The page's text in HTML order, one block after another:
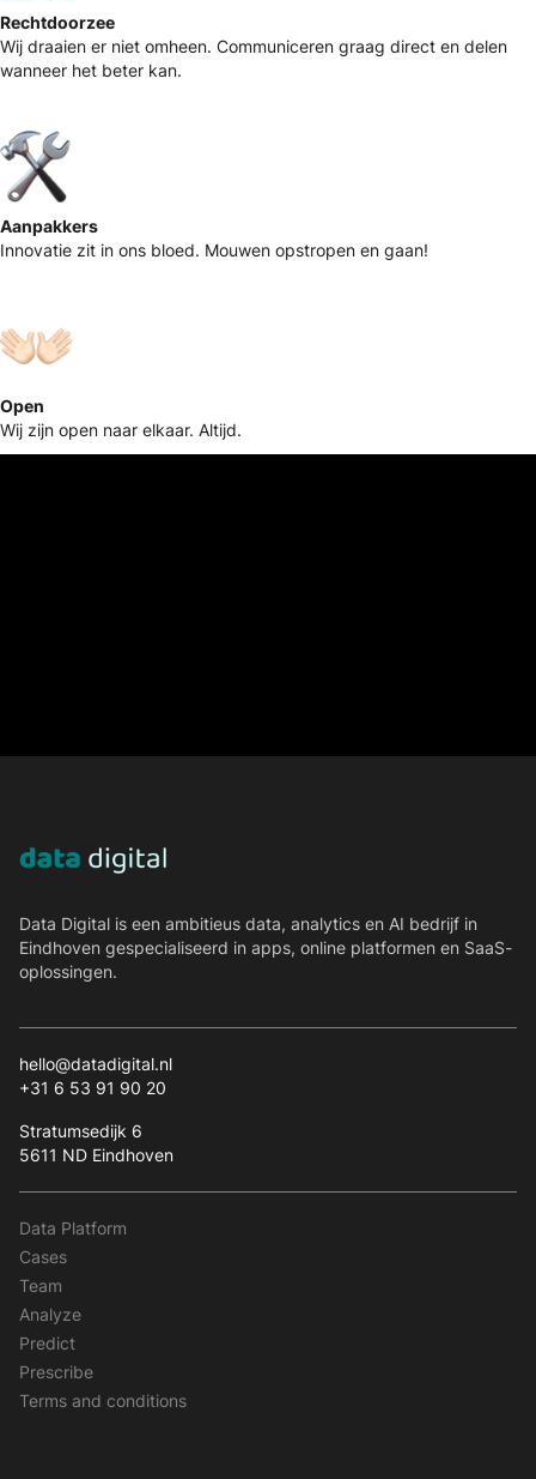
Rechtdoorzee
Wij draaien er niet omheen. Communiceren graag direct en delen
wanneer het beter kan.
Aanpakkers
Innovatie zit in ons bloed. Mouwen opstropen en gaan!
Open
Wij zijn open naar elkaar. Altijd.
Data Digital is een ambitieus data, analytics en AI bedrijf in
Eindhoven gespecialiseerd in apps, online platformen en SaaS-
oplossingen.
hello@datadigital.nl
+31 6 53 91 90 20
Stratumsedijk 6
5611 ND Eindhoven
Data Platform
Cases
Team
Analyze
Predict
Prescribe
Terms and conditions